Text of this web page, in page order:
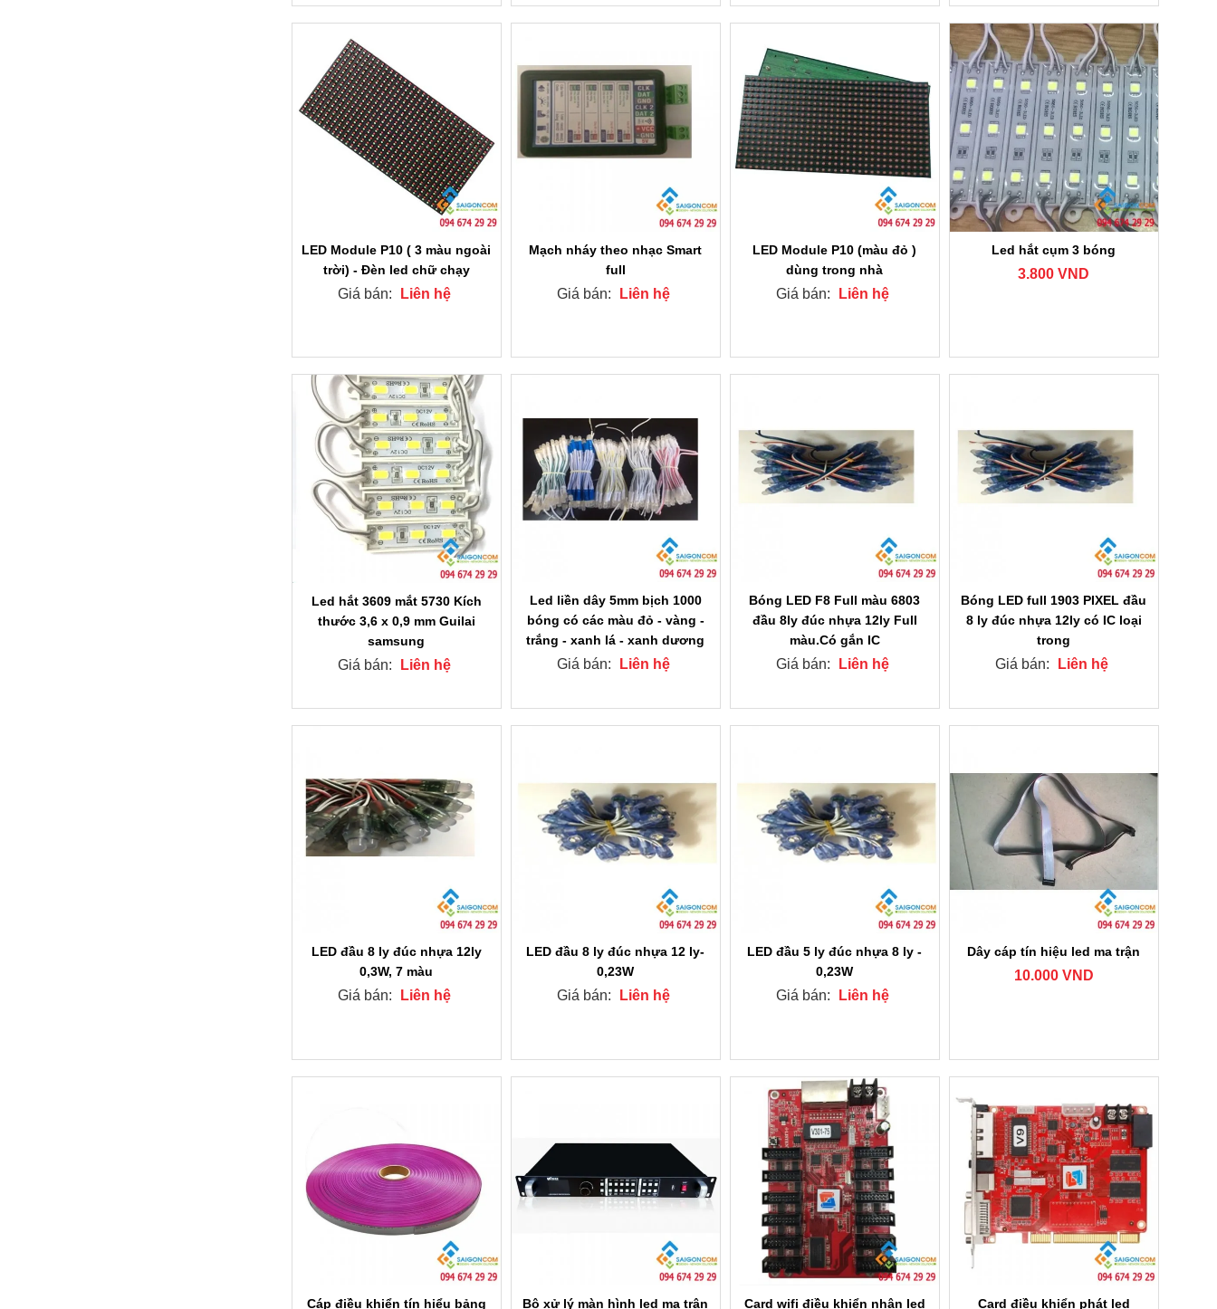
LED Module P10 ( 3 màu ngoài
trời) - Đèn led chữ chạy
Giá bán: Liên hệ
Mạch nháy theo nhạc Smart
full
Giá bán: Liên hệ
LED Module P10 (màu đỏ )
dùng trong nhà
Giá bán: Liên hệ
Led hắt cụm 3 bóng
3.800 VND
Led hắt 3609 mắt 5730 Kích
thước 3,6 x 0,9 mm Guilai
samsung
Giá bán: Liên hệ
Led liền dây 5mm bịch 1000
bóng có các màu đỏ - vàng -
trắng - xanh lá - xanh dương
Giá bán: Liên hệ
Bóng LED F8 Full màu 6803
đầu 8ly đúc nhựa 12ly Full
màu.Có gắn IC
Giá bán: Liên hệ
Bóng LED full 1903 PIXEL đầu
8 ly đúc nhựa 12ly có IC loại
trong
Giá bán: Liên hệ
LED đầu 8 ly đúc nhựa 12ly
0,3W, 7 màu
Giá bán: Liên hệ
LED đầu 8 ly đúc nhựa 12 ly-
0,23W
Giá bán: Liên hệ
LED đầu 5 ly đúc nhựa 8 ly -
0,23W
Giá bán: Liên hệ
Dây cáp tín hiệu led ma trận
10.000 VND
Cáp điều khiển tín hiểu bảng Bộ xử lý màn hình led ma trận Card wifi điều khiển nhận led Card điều khiển phát led